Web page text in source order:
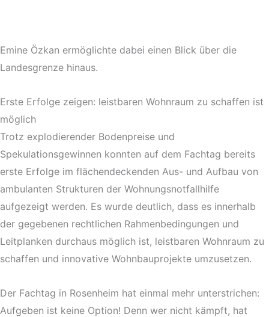
Emine Özkan ermöglichte dabei einen Blick über die
Landesgrenze hinaus.
Erste Erfolge zeigen: leistbaren Wohnraum zu schaffen ist
möglich
Trotz explodierender Bodenpreise und
Spekulationsgewinnen konnten auf dem Fachtag bereits
erste Erfolge im flächendeckenden Aus- und Aufbau von
ambulanten Strukturen der Wohnungsnotfallhilfe
aufgezeigt werden. Es wurde deutlich, dass es innerhalb
der gegebenen rechtlichen Rahmenbedingungen und
Leitplanken durchaus möglich ist, leistbaren Wohnraum zu
schaffen und innovative Wohnbauprojekte umzusetzen.
Der Fachtag in Rosenheim hat einmal mehr unterstrichen:
Aufgeben ist keine Option! Denn wer nicht kämpft, hat